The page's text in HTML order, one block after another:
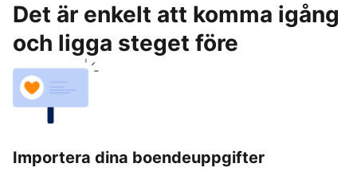
Det är enkelt att komma igång
och ligga steget före
Importera dina boendeuppgifter